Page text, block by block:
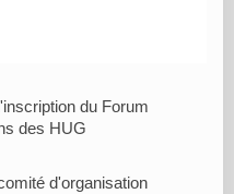
du Forum
des HUG
d'organisation